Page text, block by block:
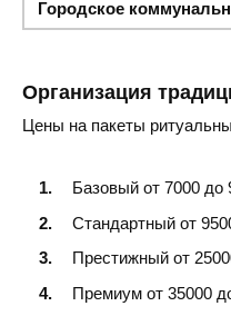
Городское
Организация
Цены на пакеты
Базовый от 7000 до
Стандартный от
Престижный от
Премиум от 35000